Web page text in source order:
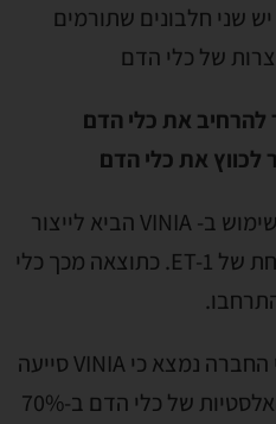
שני חלבונים שתורמים
של כלי הדם
מחקר אין-ויטרו *הראה כי שימוש ב- VINIA הביא לייצור
מוגבר של eNOS וייצור מופחת של ET-1. כתוצאה מכך כלי
במחקר קליני שנערך על ידי החברה נמצא כי VINIA סייעה
באופן משמעותי בהגברת האלסטיות של כלי הדם ב-70%